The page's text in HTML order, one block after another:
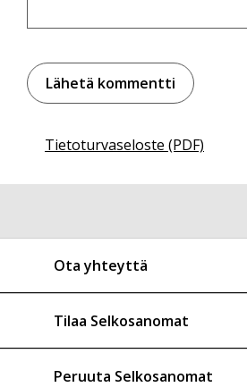
Tietoturvaseloste (PDF)
Ota yhteyttä
Tilaa Selkosanomat
Peruuta Selkosanomat